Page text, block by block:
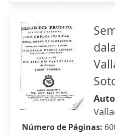
Número de Páginas: